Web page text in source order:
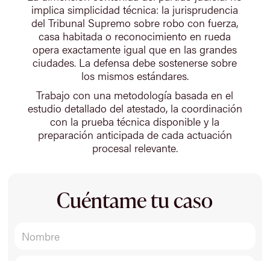
implica simplicidad técnica: la jurisprudencia
del Tribunal Supremo sobre robo con fuerza,
casa habitada o reconocimiento en rueda
opera exactamente igual que en las grandes
ciudades. La defensa debe sostenerse sobre
los mismos estándares.
Trabajo con una metodología basada en el
estudio detallado del atestado, la coordinación
con la prueba técnica disponible y la
preparación anticipada de cada actuación
procesal relevante.
Cuéntame tu caso